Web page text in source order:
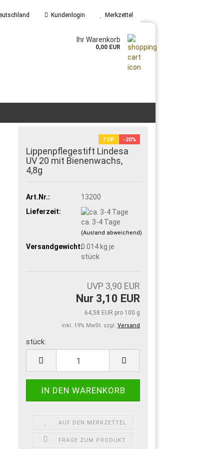
Kundenlogin Merkzettel
Ihr Warenkorb
0,00 EUR
TOP -20%
Lippenpflegestift Lindesa
UV 20 mit Bienenwachs,
4,8g
Art.Nr.:
13200
Lieferzeit:
ca. 3-4 Tage
(Ausland abweichend)
Versandgewicht:0.014 kg je
stück
UVP 3,90 EUR
Nur 3,10 EUR
64,58 EUR pro 100 g
inkl. 19% MwSt. zzgl. Versand
stück:
stück
AUF DEN MERKZETTEL
FRAGE ZUM PRODUKT